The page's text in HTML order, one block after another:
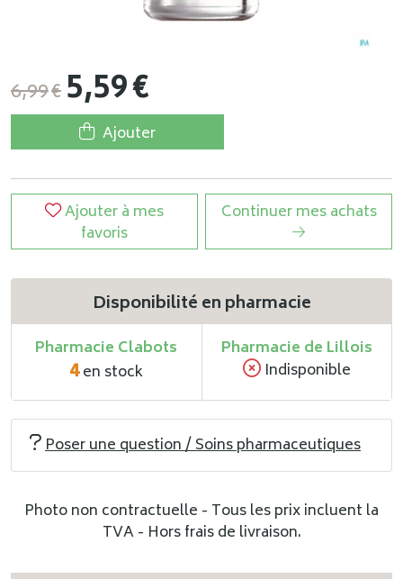
6,99€5,59€
Ajouter
Ajouter à mes
favoris
Continuer mes achats
Disponibilité en pharmacie
Pharmacie Clabots
4en stock
Pharmacie de Lillois
Indisponible
Poser une question / Soins pharmaceutiques
Photo non contractuelle - Tous les prix incluent la
TVA - Hors frais de livraison.